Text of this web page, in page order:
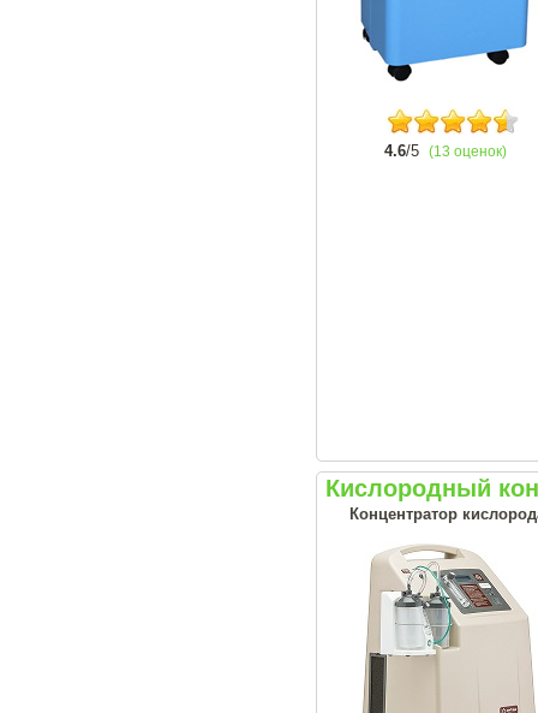
4.6/5 (13 оценок)
Кислородный
Концентратор